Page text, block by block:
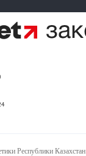
Республики Казахстан